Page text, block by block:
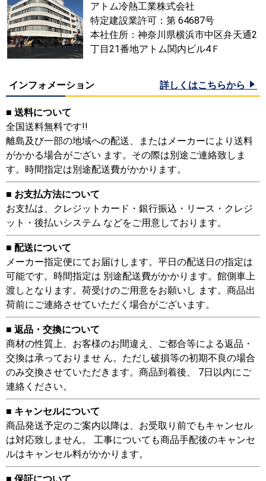
アトム冷熱工業株式会社
特定建設業許可：第 64687号
本社住所：神奈川県横浜市中区弁天通2
丁目21番地アトム関内ビル4Ｆ
インフォメーション 詳しくはこちらから
■ 送料について
全国送料無料です!!
離島及び一部の地域への配送、またはメーカーにより送料
がかかる場合がござい ます。その際は別途ご連絡致しま
す。時間指定は別途配送費がかかります。
■ お支払方法について
お支払は、クレジットカード・銀行振込・リース・クレジ
ット・後払いシステム などをご用意しております。
■ 配送について
メーカー指定便にてお届けします。平日の配送日の指定は
可能です。時間指定は 別途配送費がかかります。館側車上
渡しとなります。荷受けのご用意をお願いし ます。商品出
荷前にご連絡させていただく場合がございます。
■ 返品・交換について
商材の性質上、お客様のお間違え、ご都合等による返品・
交換は承っておりませ ん。ただし破損等の初期不良の場合
のみ交換させていただきます。商品到着後、 7日以内にご
連絡ください。
■ キャンセルについて
商品発送予定のご案内以降は、お受取り前でもキャンセル
は対応致しません。 工事についても商品手配後のキャンセ
ルはキャンセル料がかかります。